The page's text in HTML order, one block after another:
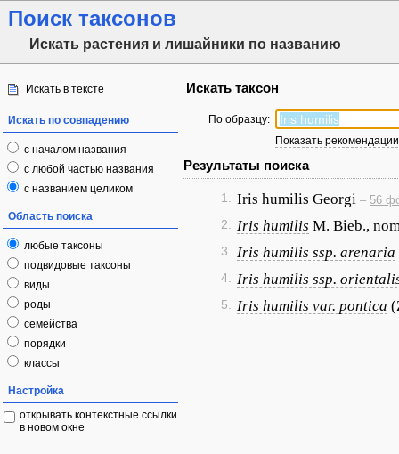
Поиск таксонов
Искать растения и лишайники по названию
Искать в тексте
Искать по совпадению
с началом названия
с любой частью названия
с названием целиком
Область поиска
любые таксоны
подвидовые таксоны
виды
роды
семейства
порядки
классы
Настройка
открывать контекстные ссылки
в новом окне
Искать таксон
По образцу:
Показать
Результаты поиска
1. Iris humilis Georgi – 56
2. Iris humilis M. Bieb.,
3. Iris humilis ssp. arenaria
4. Iris humilis ssp.
5. Iris humilis var. pontica